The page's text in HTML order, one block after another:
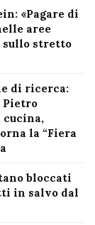
«Pagare di
aree
sullo stretto
di ricerca:
Pietro
la “Fiera
bloccati
in salvo dal